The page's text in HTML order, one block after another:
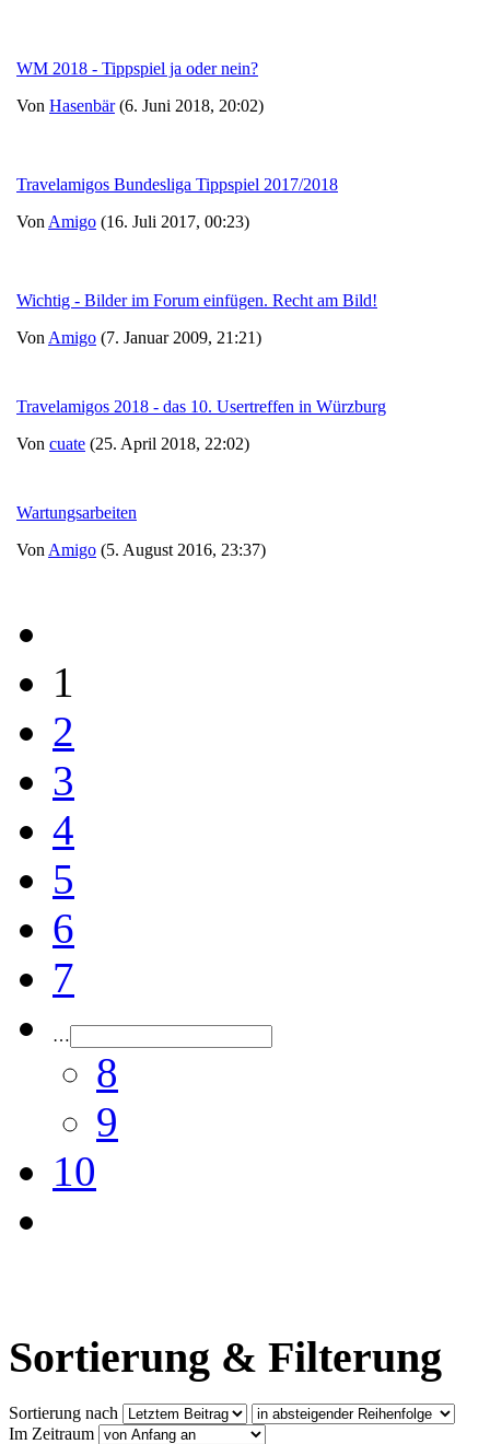
WM 2018 - Tippspiel ja oder nein?
Von Hasenbär(6. Juni 2018, 20:02)
Travelamigos Bundesliga Tippspiel 2017/2018
Von Amigo (16. Juli 2017, 00:23)
Wichtig - Bilder im Forum einfügen. Recht am Bild!
Von Amigo (7. Januar 2009, 21:21)
Travelamigos 2018 - das 10. Usertreffen in Würzburg
Von cuate (25. April 2018, 22:02)
Wartungsarbeiten
Von Amigo (5. August 2016, 23:37)
1
2
3
4
5
6
7
…
8
9
10
Sortierung & Filterung
Sortierung nach
Im Zeitraum